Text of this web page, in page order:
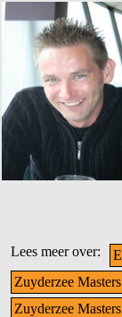
Lees meer over:
Zuyderzee
Zuyderzee